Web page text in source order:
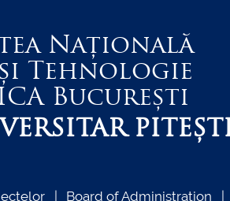
Națională
Tehnologie
București
Board of Administration